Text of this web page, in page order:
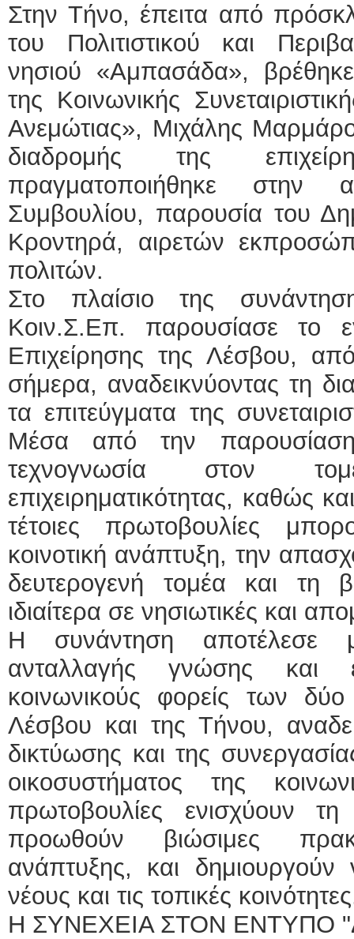
Στην Τήνο, έπειτα από
του Πολιτιστικού και
νησιού «Αμπασάδα»,
της Κοινωνικής
Ανεμώτιας», Μιχάλης
διαδρομής της
πραγματοποιήθηκε στην
Συμβουλίου, παρουσία του
Κροντηρά, αιρετών
πολιτών.
Στο πλαίσιο της
Κοιν.Σ.Επ. παρουσίασε το
Επιχείρησης της Λέσβου,
σήμερα, αναδεικνύοντας τη
τα επιτεύγματα της
Μέσα από την
τεχνογνωσία στον
επιχειρηματικότητας, καθώς
τέτοιες πρωτοβουλίες
κοινοτική ανάπτυξη, την
δευτερογενή τομέα και τη
ιδιαίτερα σε νησιωτικές και
Η συνάντηση αποτέλεσε
ανταλλαγής γνώσης και
κοινωνικούς φορείς των
Λέσβου και της Τήνου,
δικτύωσης και της
οικοσυστήματος της
πρωτοβουλίες ενισχύουν τη
προωθούν βιώσιμες
ανάπτυξης, και δημιουργούν
νέους και τις τοπικές
Η ΣΥΝΕΧΕΙΑ ΣΤΟΝ ΕΝΤΥΠΟ